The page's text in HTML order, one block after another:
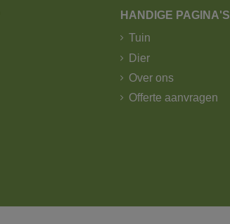
HANDIGE PAGINA'S
Tuin
Dier
Over ons
Offerte aanvragen